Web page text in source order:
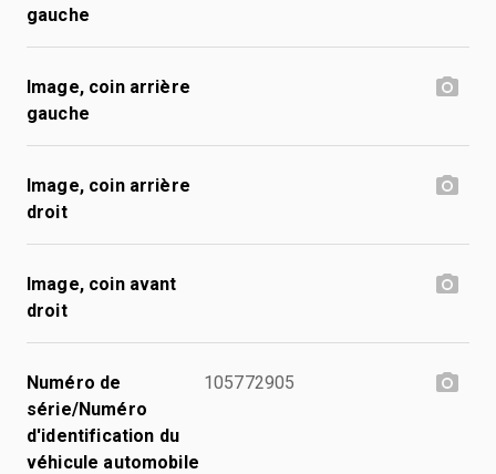
gauche
Image, coin arrière
gauche
Image, coin arrière
droit
Image, coin avant
droit
Numéro de
série/Numéro
d'identification du
véhicule automobile
105772905